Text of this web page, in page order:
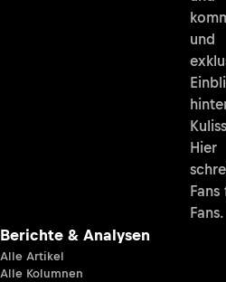
und
Hier
Fans
Fans.
Berichte & Analysen
Alle Artikel
Alle Kolumnen